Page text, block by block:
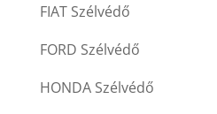
FIAT Szélvédő
FORD Szélvédő
HONDA Szélvédő